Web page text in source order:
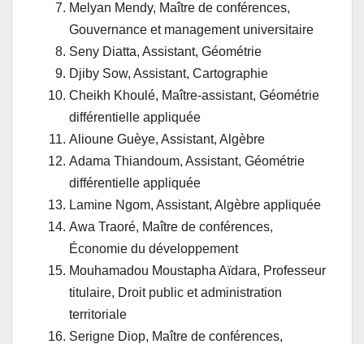
Melyan Mendy, Maître de conférences,
Gouvernance et management universitaire
Seny Diatta, Assistant, Géométrie
Djiby Sow, Assistant, Cartographie
Cheikh Khoulé, Maître-assistant, Géométrie
différentielle appliquée
Alioune Guèye, Assistant, Algèbre
Adama Thiandoum, Assistant, Géométrie
différentielle appliquée
Lamine Ngom, Assistant, Algèbre appliquée
Awa Traoré, Maître de conférences,
Économie du développement
Mouhamadou Moustapha Aïdara, Professeur
titulaire, Droit public et administration
territoriale
Serigne Diop, Maître de conférences,